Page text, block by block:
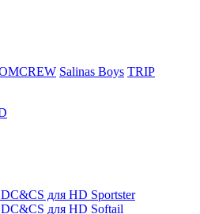
Salinas Boys TRIP
для HD Sportster
для HD Softail